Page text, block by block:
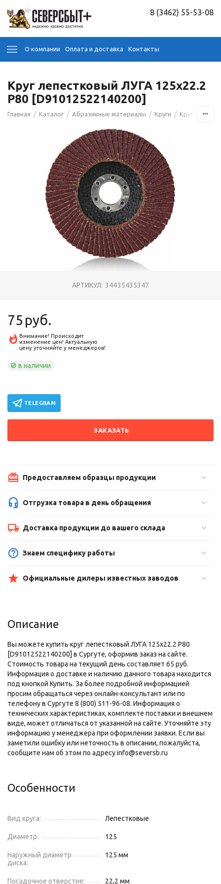
8 (3462) 55-53-08
О компании Оплата и доставка Контакты
Круг лепестковый ЛУГА 125х22.2
Р80 [D91012522140200]
Главная / Каталог / Абразивные материалы / Круги / Круги
АРТИКУЛ: 34435435347
75 руб.
Внимание! Происходит
изменение цен! Актуальную
цену уточняйте у менеджеров!
в наличии
TELEGRAM
ЗАКАЗАТЬ
Предоставляем образцы продукции
Отгрузка товара в день обращения
Доставка продукции до вашего склада
Знаем специфику работы
Официальные дилеры известных заводов
Описание
Вы можете купить круг лепестковый ЛУГА 125х22.2 Р80
[D91012522140200] в Сургуте, оформив заказ на сайте.
Стоимость товара на текущий день составляет 65 руб.
Информация о доставке и наличию данного товара находится
под кнопкой Купить. За более подробной информацией
просим обращаться через онлайн-консультант или по
телефону в Сургуте 8 (800) 511-96-08. Информация о
технических характеристиках, комплекте поставки и внешнем
виде, может отличаться от указанной на сайте. Уточняйте эту
информацию у менеджера при оформлении заявки. Если вы
заметили ошибку или неточность в описании, пожалуйста,
сообщите нам об этом по адресу info@seversb.ru
Особенности
Вид круга: Лепестковые
Диаметр: 125
Наружный диаметр
диска:
125 мм
Посадочное отверстие: 22,2 мм